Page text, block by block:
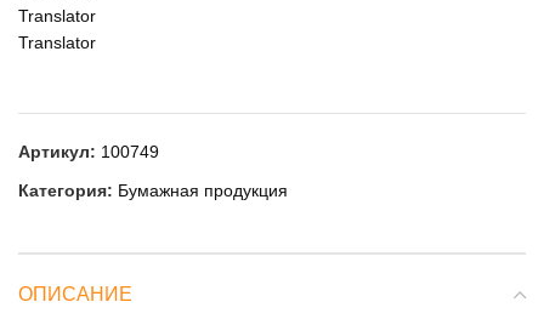
Translator
Translator
Артикул: 100749
Категория: Бумажная продукция
ОПИСАНИЕ